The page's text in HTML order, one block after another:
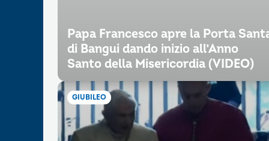
Papa Francesco apre la Porta
di Bangui dando inizio all’Anno
Santo della Misericordia (VIDEO)
GIUBILEO